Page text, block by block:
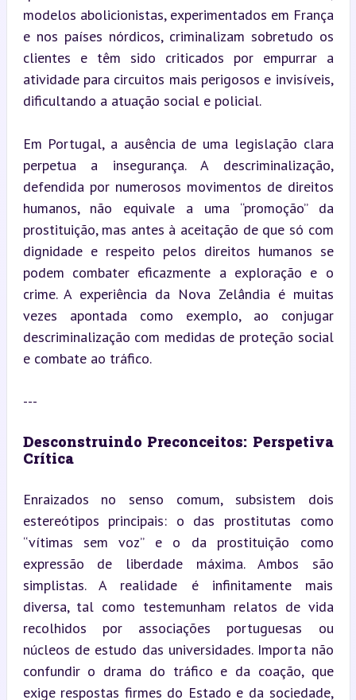
modelos abolicionistas, experimentados em França
e nos países nórdicos, criminalizam sobretudo os
clientes e têm sido criticados por empurrar a
atividade para circuitos mais perigosos e invisíveis,
dificultando a atuação social e policial.
Em Portugal, a ausência de uma legislação clara
perpetua a insegurança. A descriminalização,
defendida por numerosos movimentos de direitos
humanos, não equivale a uma “promoção” da
prostituição, mas antes à aceitação de que só com
dignidade e respeito pelos direitos humanos se
podem combater eficazmente a exploração e o
crime. A experiência da Nova Zelândia é muitas
vezes apontada como exemplo, ao conjugar
descriminalização com medidas de proteção social
e combate ao tráfico.
---
Desconstruindo Preconceitos: Perspetiva
Crítica
Enraizados no senso comum, subsistem dois
estereótipos principais: o das prostitutas como
“vítimas sem voz” e o da prostituição como
expressão de liberdade máxima. Ambos são
simplistas. A realidade é infinitamente mais
diversa, tal como testemunham relatos de vida
recolhidos por associações portuguesas ou
núcleos de estudo das universidades. Importa não
confundir o drama do tráfico e da coação, que
exige respostas firmes do Estado e da sociedade,